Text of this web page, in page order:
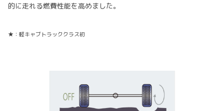
的に走れる燃費性能を高めました。
★：軽キャブトラッククラス初